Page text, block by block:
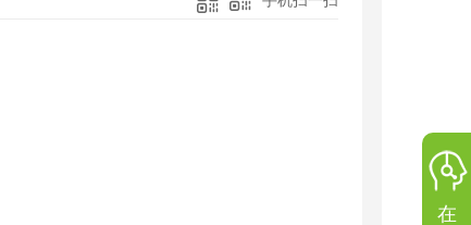
在